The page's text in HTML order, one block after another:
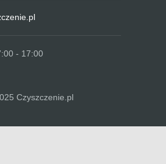
- 17:00
Czyszczenie.pl